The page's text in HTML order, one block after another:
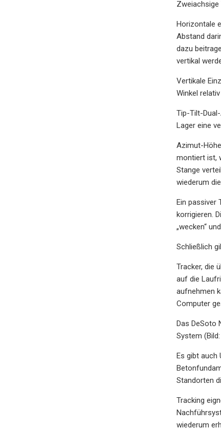
Zweiachsige
Horizontale
Abstand
dazu
vertikal
Vertikale
Winkel
Tip-Tilt-
Lager eine
Azimut-
montiert ist,
Stange
wiederum
Ein passiver
korrigieren.
„wecken“
Schließlich
Tracker, die
auf die
aufnehmen
Computer
Das DeSoto
System
Es gibt auch
Standorten
Tracking
wiederum